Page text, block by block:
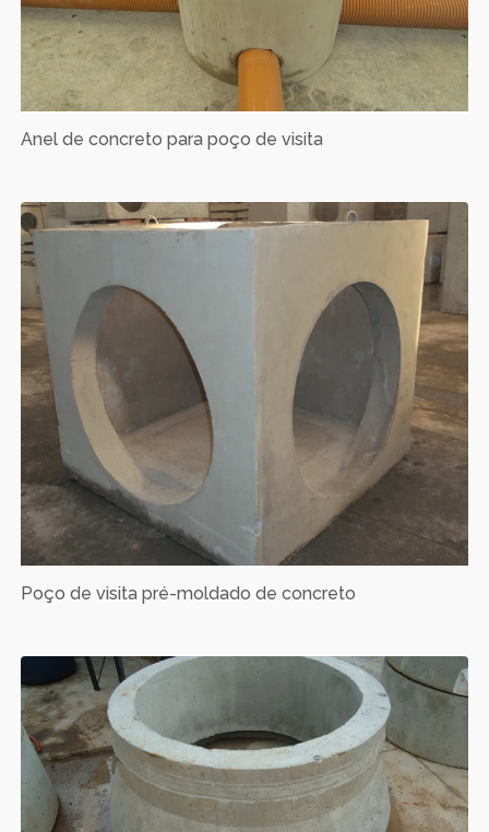
Anel de concreto para poço de visita
Poço de visita pré-moldado de concreto